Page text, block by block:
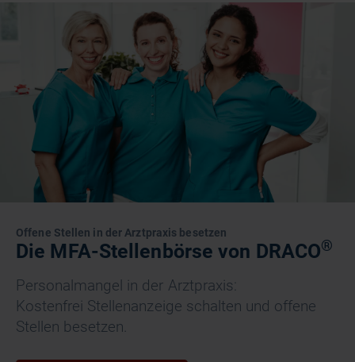
Offene Stellen in der Arztpraxis besetzen
Die MFA-Stellenbörse von DRACO®
Personalmangel in der Arztpraxis:
Kostenfrei Stellenanzeige schalten und offene
Stellen besetzen.